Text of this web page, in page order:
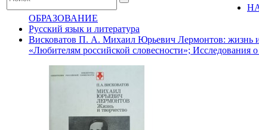
ОБРАЗОВАНИЕ
Русский язык и литература
Висковатов П. А. Михаил Юрьевич Лермонтов: жизнь
«Любителям российской словесности»; Исследования о